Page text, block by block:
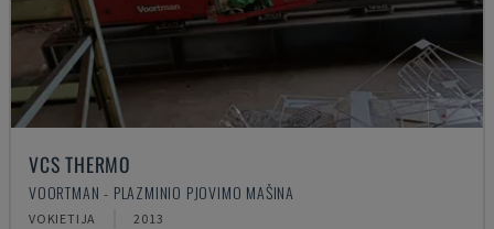
VCS THERMO
VOORTMAN - PLAZMINIO PJOVIMO MAŠINA
VOKIETIJA 2013